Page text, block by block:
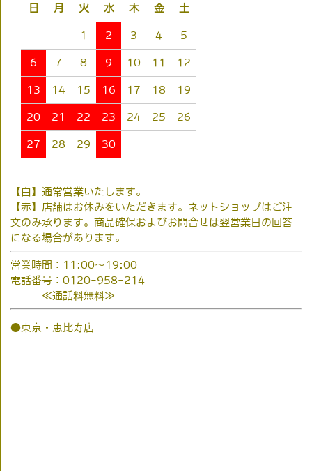
日
月 火 水 木 金 土
1 2 3 4 5
6 7 8 9 10 11 12
13 14 15 16 17 18 19
20 21 22 23 24 25 26
27 28 29 30
【白】通常営業いたします。
【赤】店舗はお休みをいただきます。ネットショップはご注
文のみ承ります。商品確保およびお問合せは翌営業日の回答
になる場合があります。
営業時間：11:00～19:00
電話番号：0120-958-214
≪通話料無料≫
●東京・恵比寿店